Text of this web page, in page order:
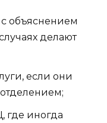
объяснением
делают
если они
где иногда